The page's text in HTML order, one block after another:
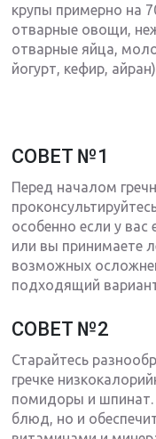
крупы примерно на
отварные овощи,
отварные яйца,
йогурт, кефир,
СОВЕТ №1
Перед началом
особенно если у вас
или вы принимаете
возможных
подходящий
СОВЕТ №2
Старайтесь
гречке
помидоры и шпинат.
блюд, но и